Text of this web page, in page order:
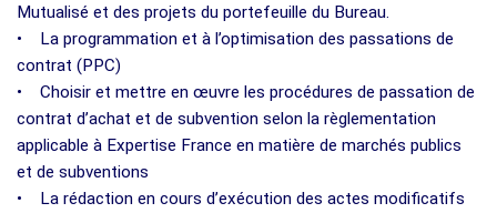
Mutualisé et des projets du portefeuille du Bureau.
• La programmation et à l’optimisation des passations de
contrat (PPC)
• Choisir et mettre en œuvre les procédures de passation de
contrat d’achat et de subvention selon la règlementation
applicable à Expertise France en matière de marchés publics
et de subventions
• La rédaction en cours d’exécution des actes modificatifs